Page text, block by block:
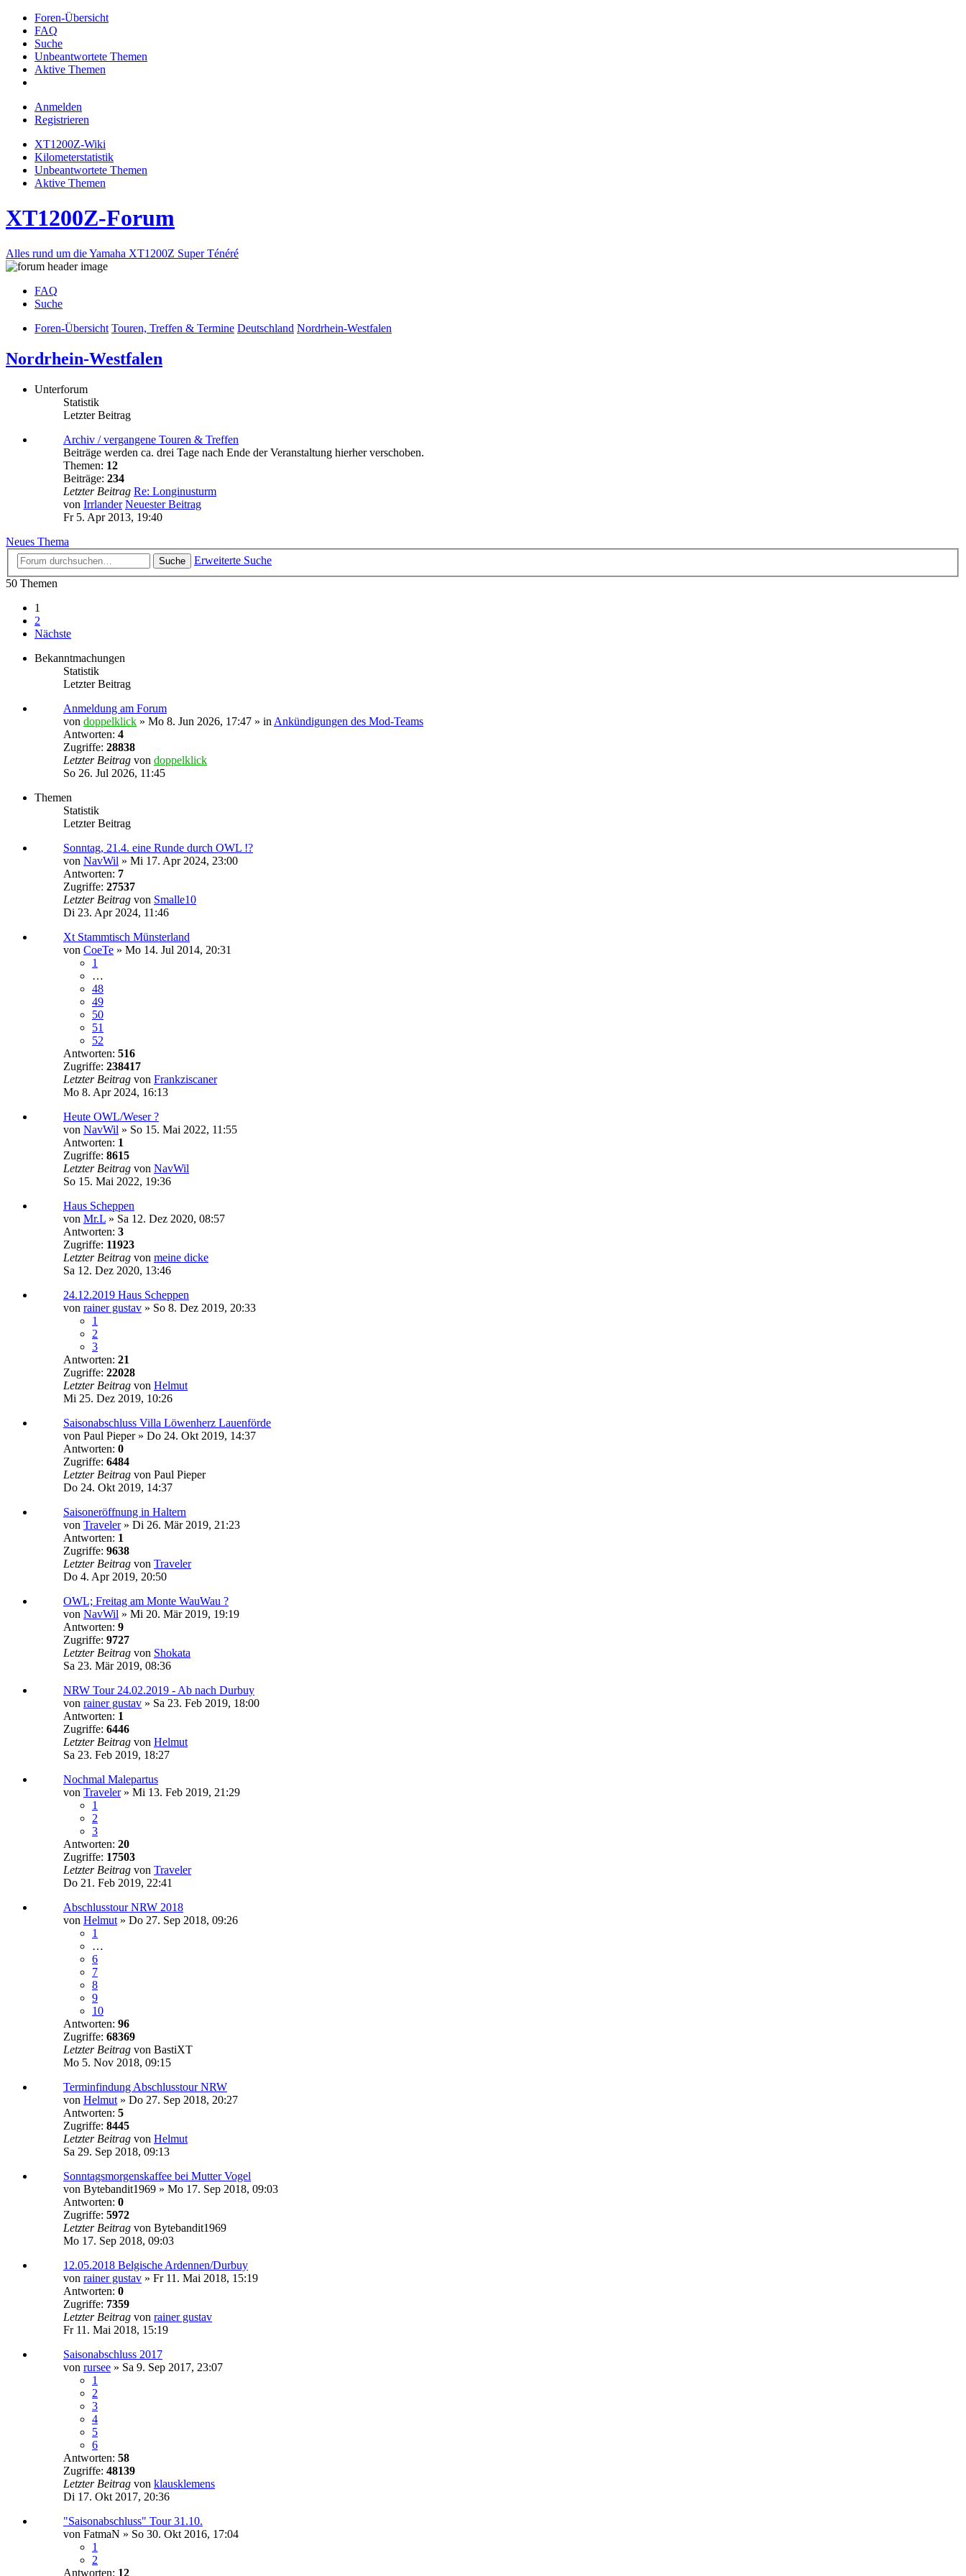
Foren-Übersicht
FAQ
Suche
Unbeantwortete Themen
Aktive Themen
Anmelden
Registrieren
XT1200Z-Wiki
Kilometerstatistik
Unbeantwortete Themen
Aktive Themen
XT1200Z-Forum
Alles rund um die Yamaha XT1200Z Super Ténéré
FAQ
Suche
Foren-Übersicht Touren, Treffen & Termine Deutschland Nordrhein-Westfalen
Nordrhein-Westfalen
Unterforum
Statistik
Letzter Beitrag
Archiv / vergangene Touren & Treffen
Beiträge werden ca. drei Tage nach Ende der Veranstaltung hierher verschoben.
Themen: 12
Beiträge: 234
Letzter Beitrag Re: Longinusturm
von Irrlander Neuester Beitrag
Fr 5. Apr 2013, 19:40
Neues Thema
Suche
Erweiterte Suche
50 Themen
1
2
Nächste
Bekanntmachungen
Statistik
Letzter Beitrag
Anmeldung am Forum
von doppelklick » Mo 8. Jun 2026, 17:47 » in Ankündigungen des Mod-Teams
Antworten: 4
Zugriffe: 28838
Letzter Beitrag von doppelklick
So 26. Jul 2026, 11:45
Themen
Statistik
Letzter Beitrag
Sonntag, 21.4. eine Runde durch OWL !?
von NavWil » Mi 17. Apr 2024, 23:00
Antworten: 7
Zugriffe: 27537
Letzter Beitrag von Smalle10
Di 23. Apr 2024, 11:46
Xt Stammtisch Münsterland
von CoeTe » Mo 14. Jul 2014, 20:31
1
…
48
49
50
51
52
Antworten: 516
Zugriffe: 238417
Letzter Beitrag von Frankziscaner
Mo 8. Apr 2024, 16:13
Heute OWL/Weser ?
von NavWil » So 15. Mai 2022, 11:55
Antworten: 1
Zugriffe: 8615
Letzter Beitrag von NavWil
So 15. Mai 2022, 19:36
Haus Scheppen
von Mr.L » Sa 12. Dez 2020, 08:57
Antworten: 3
Zugriffe: 11923
Letzter Beitrag von meine dicke
Sa 12. Dez 2020, 13:46
24.12.2019 Haus Scheppen
von rainer gustav » So 8. Dez 2019, 20:33
1
2
3
Antworten: 21
Zugriffe: 22028
Letzter Beitrag von Helmut
Mi 25. Dez 2019, 10:26
Saisonabschluss Villa Löwenherz Lauenförde
von Paul Pieper» Do 24. Okt 2019, 14:37
Antworten: 0
Zugriffe: 6484
Letzter Beitrag von Paul Pieper
Do 24. Okt 2019, 14:37
Saisoneröffnung in Haltern
von Traveler» Di 26. Mär 2019, 21:23
Antworten: 1
Zugriffe: 9638
Letzter Beitrag von Traveler
Do 4. Apr 2019, 20:50
OWL; Freitag am Monte WauWau ?
von NavWil » Mi 20. Mär 2019, 19:19
Antworten: 9
Zugriffe: 9727
Letzter Beitrag von Shokata
Sa 23. Mär 2019, 08:36
NRW Tour 24.02.2019 - Ab nach Durbuy
von rainer gustav » Sa 23. Feb 2019, 18:00
Antworten: 1
Zugriffe: 6446
Letzter Beitrag von Helmut
Sa 23. Feb 2019, 18:27
Nochmal Malepartus
von Traveler» Mi 13. Feb 2019, 21:29
1
2
3
Antworten: 20
Zugriffe: 17503
Letzter Beitrag von Traveler
Do 21. Feb 2019, 22:41
Abschlusstour NRW 2018
von Helmut » Do 27. Sep 2018, 09:26
1
…
6
7
8
9
10
Antworten: 96
Zugriffe: 68369
Letzter Beitrag von BastiXT
Mo 5. Nov 2018, 09:15
Terminfindung Abschlusstour NRW
von Helmut » Do 27. Sep 2018, 20:27
Antworten: 5
Zugriffe: 8445
Letzter Beitrag von Helmut
Sa 29. Sep 2018, 09:13
Sonntagsmorgenskaffee bei Mutter Vogel
von Bytebandit1969 » Mo 17. Sep 2018, 09:03
Antworten: 0
Zugriffe: 5972
Letzter Beitrag von Bytebandit1969
Mo 17. Sep 2018, 09:03
12.05.2018 Belgische Ardennen/Durbuy
von rainer gustav » Fr 11. Mai 2018, 15:19
Antworten: 0
Zugriffe: 7359
Letzter Beitrag von rainer gustav
Fr 11. Mai 2018, 15:19
Saisonabschluss 2017
von rursee » Sa 9. Sep 2017, 23:07
1
2
3
4
5
6
Antworten: 58
Zugriffe: 48139
Letzter Beitrag von klausklemens
Di 17. Okt 2017, 20:36
"Saisonabschluss" Tour 31.10.
von FatmaN » So 30. Okt 2016, 17:04
1
2
Antworten: 12